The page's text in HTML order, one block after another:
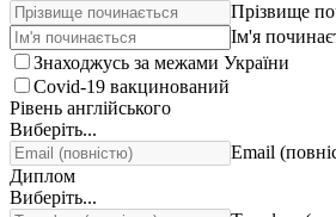
Прізвище
Ім'я
Знаходжусь за межами України
Covid-19 вакцинований
Рівень англійського
Виберіть...
Email
Диплом
Виберіть...